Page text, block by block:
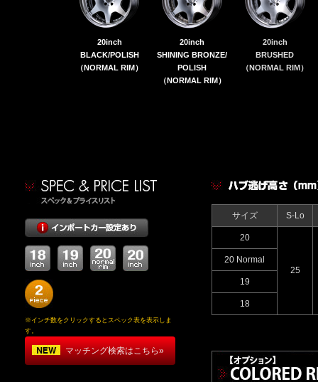
20inch
BLACK/POLISH
（NORMAL RIM）
20inch
SHINING BRONZE/
POLISH
（NORMAL RIM）
20inch
BRUSHED
（NORMAL RIM）
※インチ数をクリックするとスペック表を表示しま
す。
マッチング検索はこちら»
サイズ S-Lo
20
25
20 Normal
19
18